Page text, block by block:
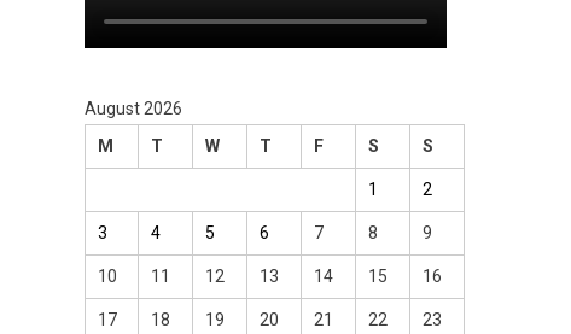
August 2026
M
T W T F S S
1 2
3 4 5 6 7 8 9
10 11 12 13 14 15 16
17 18 19 20 21 22 23